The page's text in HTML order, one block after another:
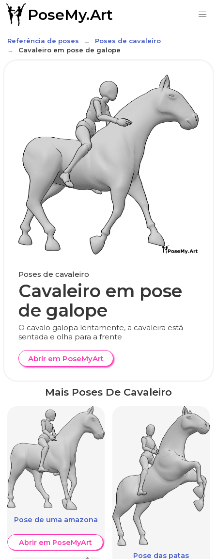
PoseMy.Art
Referência de poses
Poses de cavaleiro
Cavaleiro em pose de galope
Poses de cavaleiro
Cavaleiro em pose
de galope
O cavalo galopa lentamente, a cavaleira está
sentada e olha para a frente
Abrir em PoseMyArt
Mais Poses De Cavaleiro
Pose de uma amazona
Abrir em PoseMyArt
Pose das patas